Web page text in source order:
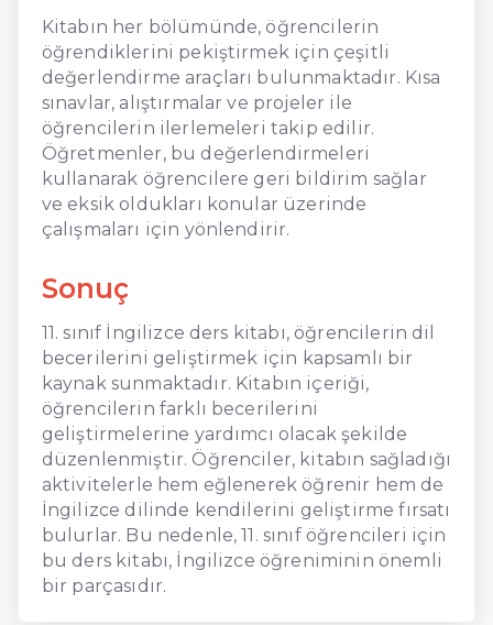
Kitabın her bölümünde, öğrencilerin
öğrendiklerini pekiştirmek için çeşitli
değerlendirme araçları bulunmaktadır. Kısa
sınavlar, alıştırmalar ve projeler ile
öğrencilerin ilerlemeleri takip edilir.
Öğretmenler, bu değerlendirmeleri
kullanarak öğrencilere geri bildirim sağlar
ve eksik oldukları konular üzerinde
çalışmaları için yönlendirir.
Sonuç
11. sınıf İngilizce ders kitabı, öğrencilerin dil
becerilerini geliştirmek için kapsamlı bir
kaynak sunmaktadır. Kitabın içeriği,
öğrencilerin farklı becerilerini
geliştirmelerine yardımcı olacak şekilde
düzenlenmiştir. Öğrenciler, kitabın sağladığı
aktivitelerle hem eğlenerek öğrenir hem de
İngilizce dilinde kendilerini geliştirme fırsatı
bulurlar. Bu nedenle, 11. sınıf öğrencileri için
bu ders kitabı, İngilizce öğreniminin önemli
bir parçasıdır.